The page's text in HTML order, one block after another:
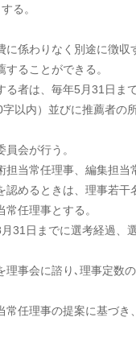
る。
に係わりなく別途に徴収
ることができる。
る者は、毎年5月31日ま
以内）並びに推薦者の
会が行う。
担当常任理事、編集担
認めるときは、理事若
任理事とする。
31日までに選考経過、
理事会に諮り､理事定数
常任理事の提案に基づ